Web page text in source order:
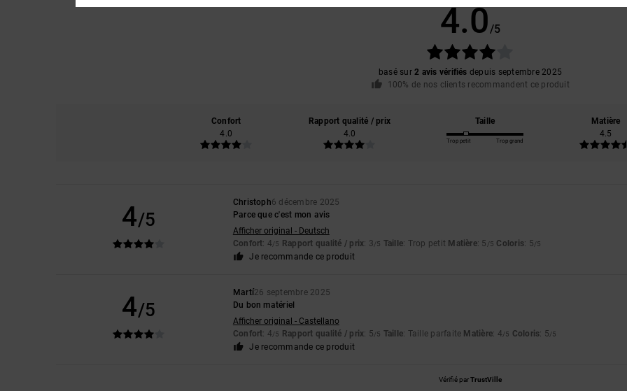
4.0/5
basé sur2 avis vérifiés depuis septembre 2025
100% de nos clients recommandent ce produit
Confort
4.0
Rapport qualité / prix
4.0
Taille
Trop petit Trop grand
Matière
4.5
4/5
Christoph6 décembre 2025
Parce que c'est mon avis
Afficher original - Deutsch
Confort: 4/5 Rapport qualité / prix: 3/5 Taille: Trop petit Matière: 5 /5 Coloris: 5/5
Je recommande ce produit
4/5
Martí26 septembre 2025
Du bon matériel
Afficher original - Castellano
Confort: 4/5 Rapport qualité / prix: 5/5 Taille: Taille parfaite Matière: 4/5 Coloris: 5/5
Je recommande ce produit
Vérifié parTrustVille